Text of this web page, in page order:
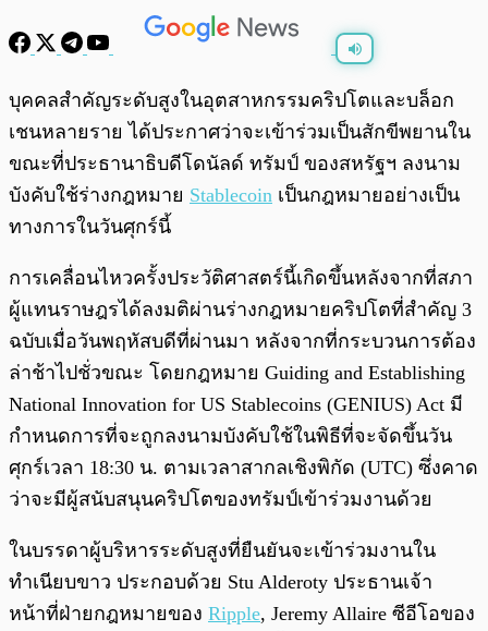
พร้อมเล่น 0:00
บุคคลสำคัญระดับสูงในอุตสาหกรรมคริปโตและบล็อก
เชนหลายราย ได้ประกาศว่าจะเข้าร่วมเป็นสักขีพยานใน
ขณะที่ประธานาธิบดีโดนัลด์ ทรัมป์ ของสหรัฐฯ ลงนาม
บังคับใช้ร่างกฎหมาย Stablecoin เป็นกฎหมายอย่างเป็น
ทางการในวันศุกร์นี้
การเคลื่อนไหวครั้งประวัติศาสตร์นี้เกิดขึ้นหลังจากที่สภา
ผู้แทนราษฎรได้ลงมติผ่านร่างกฎหมายคริปโตที่สำคัญ 3
ฉบับเมื่อวันพฤหัสบดีที่ผ่านมา หลังจากที่กระบวนการต้อง
ล่าช้าไปชั่วขณะ โดยกฎหมาย Guiding and Establishing
National Innovation for US Stablecoins (GENIUS) Act มี
กำหนดการที่จะถูกลงนามบังคับใช้ในพิธีที่จะจัดขึ้นวัน
ศุกร์เวลา 18:30 น. ตามเวลาสากลเชิงพิกัด (UTC) ซึ่งคาด
ว่าจะมีผู้สนับสนุนคริปโตของทรัมป์เข้าร่วมงานด้วย
ในบรรดาผู้บริหารระดับสูงที่ยืนยันจะเข้าร่วมงานใน
ทำเนียบขาว ประกอบด้วย Stu Alderoty ประธานเจ้า
หน้าที่ฝ่ายกฎหมายของ Ripple, Jeremy Allaire ซีอีโอของ